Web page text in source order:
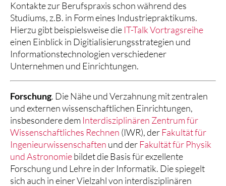
Kontakte zur Berufspraxis schon während des
Studiums, z.B. in Form eines Industriepraktikums.
Hierzu gibt beispielsweise die IT-Talk Vortragsreihe
einen Einblick in Digitialisierungsstrategien und
Informationstechnologien verschiedener
Unternehmen und Einrichtungen.
Forschung. Die Nähe und Verzahnung mit zentralen
und externen wissenschaftlichen Einrichtungen,
insbesondere dem Interdisziplinären Zentrum für
Wissenschaftliches Rechnen (IWR), derFakultät für
Ingenieurwissenschaften und derFakultät für Physik
und Astronomiebildet die Basis für exzellente
Forschung und Lehre in der Informatik. Die spiegelt
sich auch in einer Vielzahl von interdisziplinären